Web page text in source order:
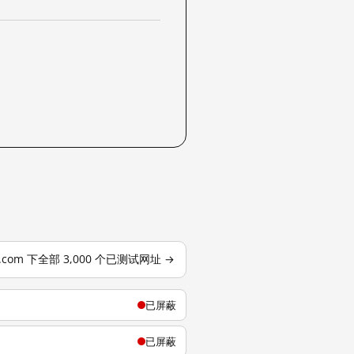
下全部 3,000 个已测试网址 →
已屏蔽
已屏蔽